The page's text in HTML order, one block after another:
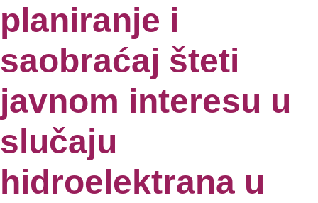
planiranje i
saobraćaj šteti
javnom interesu u
slučaju
hidroelektrana u